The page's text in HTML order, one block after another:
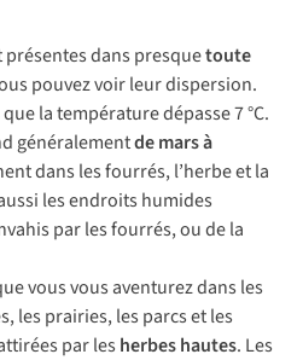
dans presquetoute
pouvez voir leur dispersion.
la température dépasse 7 °C.
généralementde mars à
dans les fourrés, l’herbe et la
les endroits humides
par les fourrés, ou de la
vous vous aventurez dans les
les prairies, les parcs et les
par les herbes hautes. Les